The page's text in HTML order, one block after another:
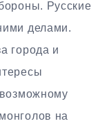
Русские
делами.
города и
на